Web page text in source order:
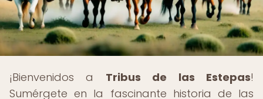
¡Bienvenidos a Tribus de las Estepas!
Sumérgete en la fascinante historia de las